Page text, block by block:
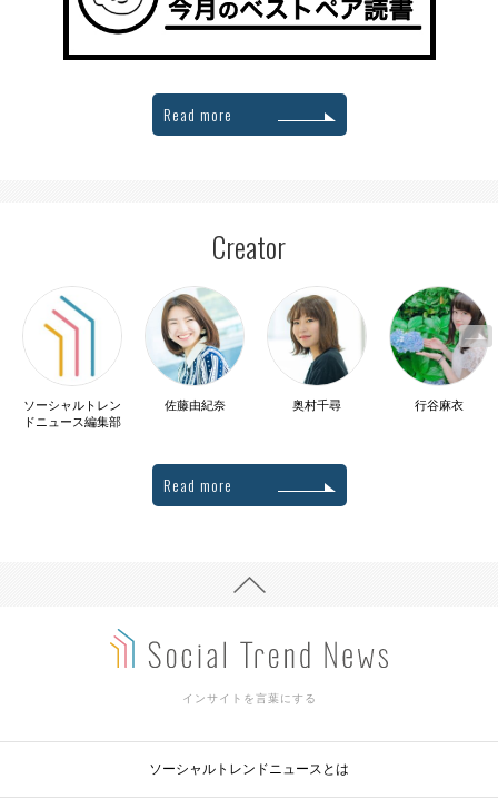
Read more
Creator
ソーシャルトレン
ドニュース編集部
佐藤由紀奈 奥村千尋 行谷麻衣
Read more
インサイトを言葉にする
ソーシャルトレンドニュースとは